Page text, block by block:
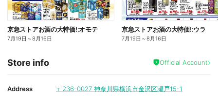
京急ストアお酒の大特価!:オモテ
7月19日 ～8月16日
京急ストアお酒の大特価!:ウラ
7月19日 ～8月16日
Store info Official Account
Address 〒236-0027 神奈川県横浜市金沢区瀬戸15-1